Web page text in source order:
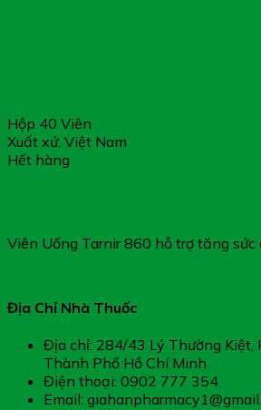
Hộp 40 Viên
Xuất xứ: Việt Nam
Hết hàng
Viên Uống Tarnir 860 hỗ trợ tăng
Địa Chỉ Nhà Thuốc
Địa chỉ: 284/43 Lý Thường Kiệt,
Thành Phố Hồ Chí Minh
Điện thoại: 0902 777 354
Email: